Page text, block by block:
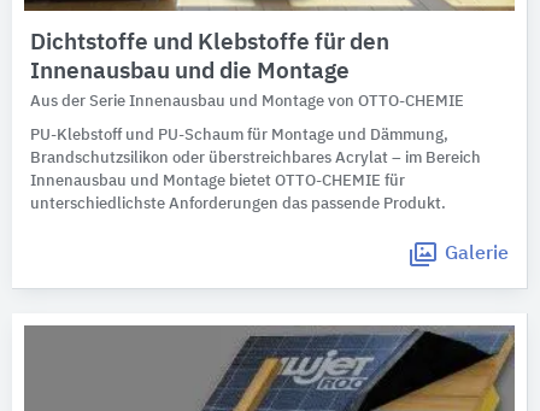
Dichtstoffe und Klebstoffe für den
Innenausbau und die Montage
Aus der Serie Innenausbau und Montage von OTTO-CHEMIE
PU-Klebstoff und PU-Schaum für Montage und Dämmung,
Brandschutzsilikon oder überstreichbares Acrylat – im Bereich
Innenausbau und Montage bietet OTTO-CHEMIE für
unterschiedlichste Anforderungen das passende Produkt.
Galerie